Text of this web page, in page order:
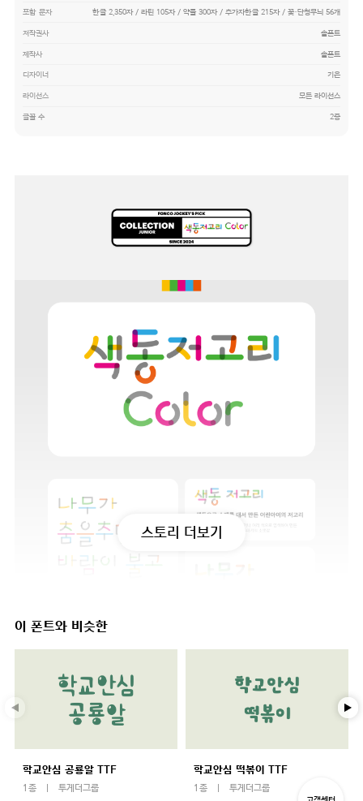
포함 문자 한글 2,350자 / 라틴 105자 / 약물 300자 / 추가자한글 215자 / 꽃・단청무늬 56개
저작권사 솔폰트
제작사 솔폰트
디자이너 기은
라이선스 모든 라이선스
글꼴 수 2종
스토리 더보기
이 폰트와 비슷한
학교안심 공룡알 TTF
1종 투게더그룹
학교안심 떡볶이 TTF
1종 투게더그룹